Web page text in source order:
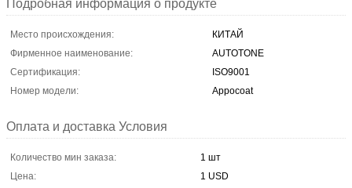
Подробная информация о продукте
Место происхождения:
КИТАЙ
Фирменное наименование:
AUTOTONE
Сертификация:
ISO9001
Номер модели:
Appocoat
Оплата и доставка Условия
Количество мин заказа:
1 шт
Цена:
1 USD